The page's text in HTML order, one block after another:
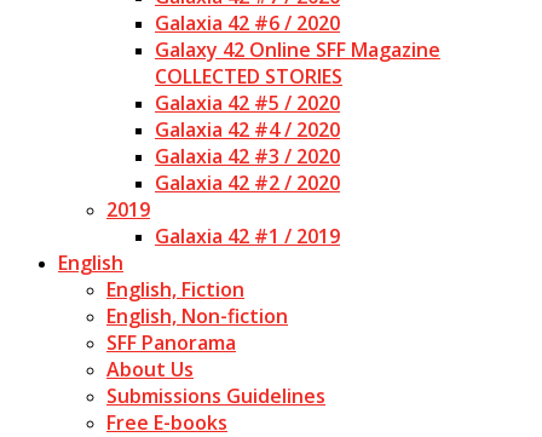
Galaxia 42 #6 / 2020
Galaxy 42 Online SFF Magazine
COLLECTED STORIES
Galaxia 42 #5 / 2020
Galaxia 42 #4 / 2020
Galaxia 42 #3 / 2020
Galaxia 42 #2 / 2020
2019
Galaxia 42 #1 / 2019
English
English, Fiction
English, Non-fiction
SFF Panorama
About Us
Submissions Guidelines
Free E-books